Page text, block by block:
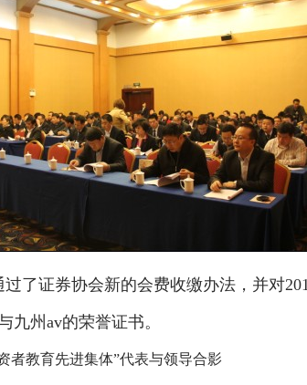
了证券协会新的会费收缴办法，并对
州av的荣誉证书。
者教育先进集体”代表与领导合影